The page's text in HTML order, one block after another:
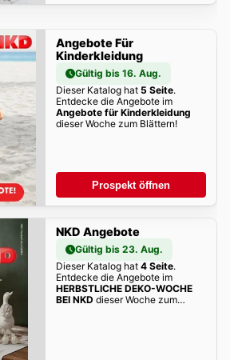
Angebote Für
Kinderkleidung
Gültig bis 16. Aug.
Dieser Katalog hat 5 Seite.
Entdecke die Angebote im
Angebote für Kinderkleidung
dieser Woche zum Blättern!
Prospekt öffnen
NKD Angebote
Gültig bis 23. Aug.
Dieser Katalog hat 4 Seite.
Entdecke die Angebote im
HERBSTLICHE DEKO-WOCHE
BEI NKD dieser Woche zum